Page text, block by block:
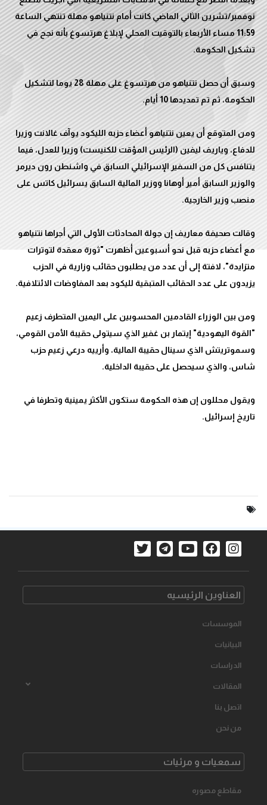
نوفمبر/تشرين الثاني الماضي كانت أمام نتنياهو مهلة تنتهي الساعة
11:59 مساء الأربعاء بالتوقيت المحلي لإبلاغ هرتسوغ بأنه نجح في
وسبق أن حصل نتنياهو من هرتسوغ على مهلة 28 يوما لتشكيل
ومن المتوقع أن يعين نتنياهو أعضاء حزبه الليكود يوآف غالانت وزيرا
للدفاع، وياريف ليفين (الرئيس المؤقت للكنيست) وزيرا للعدل، فيما
يتنافس كل من السفير الإسرائيلي السابق في واشنطن رون ديرمر
والوزير السابق أمير أوهانا ووزير المالية السابق يسرائيل كاتس على
وقالت صحيفة معاريف إن جولة المحادثات الأولى التي أجراها نتنياهو
مع أعضاء حزبه قبل نحو أسبوعين أظهرت "ثورة معقدة لتوترات
متزايدة"، لافتة إلى أن عدد من يطلبون حقائب وزارية في الحزب
ومن بين الوزراء القادمين المحسوبين على اليمين المتطرف زعيم
"القوة اليهودية" إيتمار بن غفير الذي سيتولى حقيبة الأمن القومي،
وسموتريتش الذي سينال حقيبة المالية، وأرييه درعي زعيم حزب
ويقول محللون إن هذه الحكومة ستكون الأكثر يمينية وتطرفا في
تاريخ إسرائيل.
العناوین الرئیسیه
الموسسات
البیانیات
الدراسات
المقالات
اتصل بنا
من نحن
سمعیات و مرئیات
مقاطع مصوره